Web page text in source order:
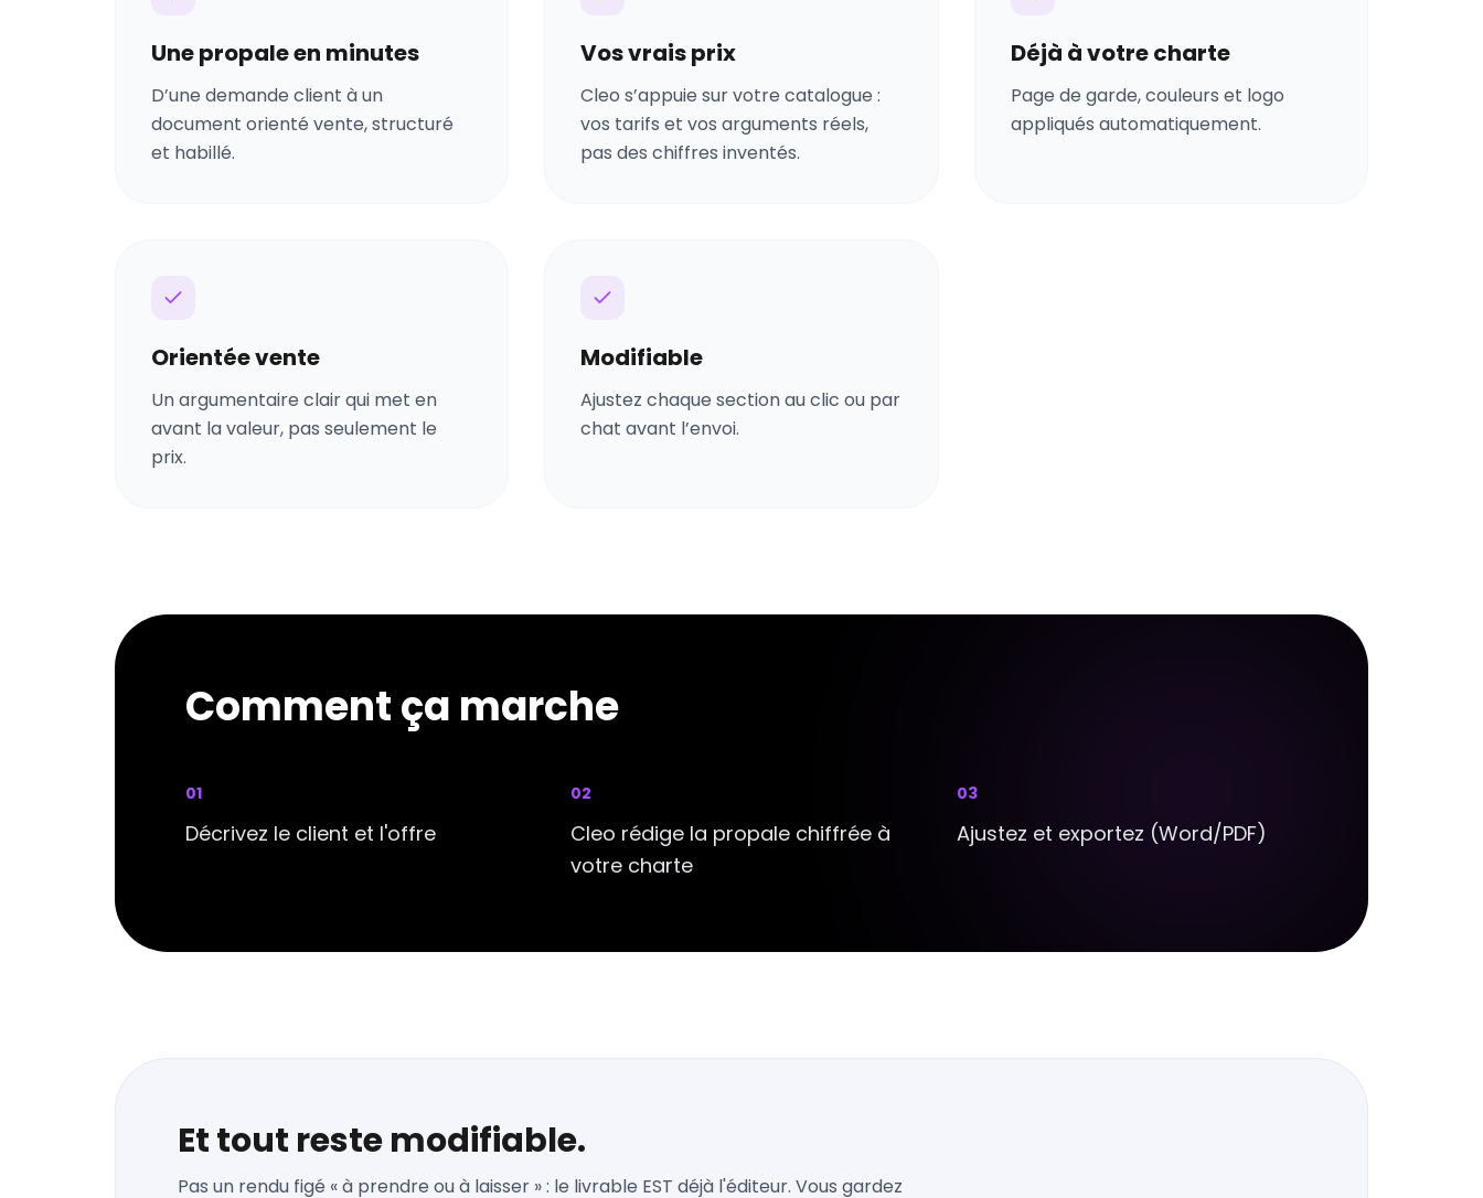
Une propale en minutes
D’une demande client à un
document orienté vente, structuré
et habillé.
Vos vrais prix
Cleo s’appuie sur votre catalogue :
vos tarifs et vos arguments réels,
pas des chiffres inventés.
Déjà à votre charte
Page de garde, couleurs et logo
appliqués automatiquement.
Orientée vente
Un argumentaire clair qui met en
avant la valeur, pas seulement le
prix.
Modifiable
Ajustez chaque section au clic ou par
chat avant l’envoi.
Comment ça marche
01
Décrivez le client et l'offre
02
Cleo rédige la propale chiffrée à
votre charte
03
Ajustez et exportez (Word/PDF)
Et tout reste modifiable.
Pas un rendu figé « à prendre ou à laisser » : le livrable EST déjà l'éditeur. Vous gardez